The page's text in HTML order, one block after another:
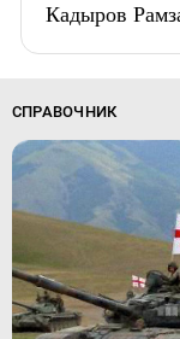
Кадыров
СПРАВОЧНИК